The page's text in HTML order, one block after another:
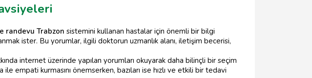
randevu Trabzon sistemini kullanan hastalar için önemli bir bilgi
ister. Bu yorumlar, ilgili doktorun uzmanlık alanı, iletişim becerisi,
internet üzerinde yapılan yorumları okuyarak daha bilinçli bir seçim
empati kurmasını önemserken, bazıları ise hızlı ve etkili bir tedavi